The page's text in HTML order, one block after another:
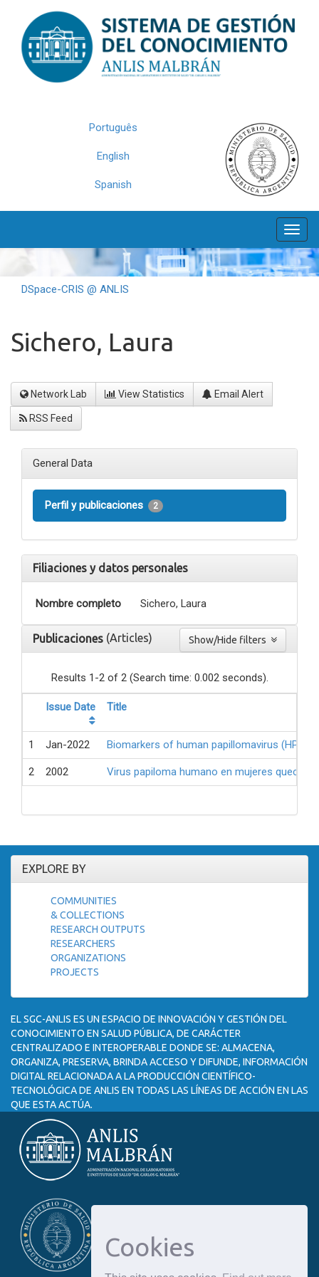
Cookies
navigation
Português
English
Spanish
DSpace-CRIS @ ANLIS
Sichero, Laura
Network Lab View Statistics Email Alert
RSS Feed
General Data
Perfil y publicaciones 2
Filiaciones y datos personales
Nombre completo Sichero, Laura
Publicaciones (Articles)
Results 1-2 of 2 (Search time: 0.002 seconds).
Issue Date Title
1 Jan-2022 Biomarkers of human papillomavirus (HPV)-
2 2002 Virus papiloma humano en mujeres
EXPLORE BY
COMMUNITIES
& COLLECTIONS
RESEARCH OUTPUTS
RESEARCHERS
ORGANIZATIONS
PROJECTS
EL SGC-ANLIS ES UN ESPACIO DE INNOVACIÓN Y GESTIÓN DEL
CONOCIMIENTO EN SALUD PÚBLICA, DE CARÁCTER
CENTRALIZADO E INTEROPERABLE DONDE SE: ALMACENA,
ORGANIZA, PRESERVA, BRINDA ACCESO Y DIFUNDE, INFORMACIÓN
DIGITAL RELACIONADA A LA PRODUCCIÓN CIENTÍFICO-
TECNOLÓGICA DE ANLIS EN TODAS LAS LÍNEAS DE ACCIÓN EN LAS
QUE ESTA ACTÚA.